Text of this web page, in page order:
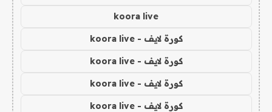
koora live
كورة لايف - koora live
كورة لايف - koora live
كورة لايف - koora live
كورة لايف - koora live